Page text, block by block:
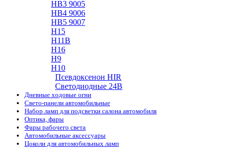
HB3 9005
HB4 9006
HB5 9007
H15
H11B
H16
H9
H10
Псевдоксенон HIR
Cветодиодные 24B
Дневные ходовые огни
Свето-панели автомобильные
Набор ламп для подсветки салона автомобиля
Оптика, фары
Фары рабочего света
Автомобильные аксессуары
Цоколи для автомобильных ламп